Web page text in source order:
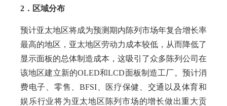
2．区域分布
预计亚太地区将成为预测期内陈列市场年复合增长率
最高的地区，亚太地区劳动力成本较低，从而降低了
显示面板的总体制造成本，这吸引了众多陈列公司在
该地区建立新的OLED和LCD面板制造工厂。预计消
费电子、零售、BFSI、医疗保健、交通以及体育和
娱乐行业将为亚太地区陈列市场的增长做出重大贡